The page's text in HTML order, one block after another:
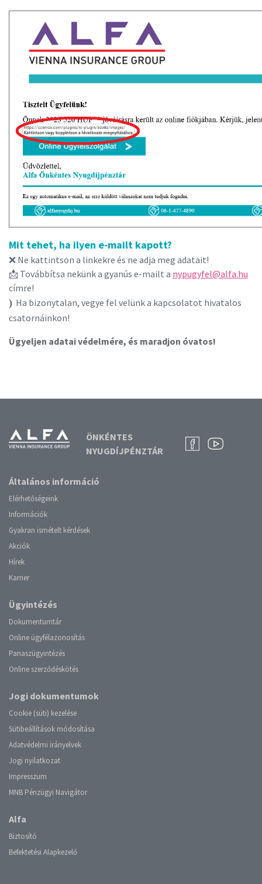
Mit tehet, ha ilyen e-mailt kapott?
❌ Ne kattintson a linkekre és ne adja meg adatait!
📩 Továbbítsa nekünk a gyanús e-mailt a nypugyfel@alfa.hu
címre!
) Ha bizonytalan, vegye fel velünk a kapcsolatot hivatalos
csatornáinkon!
Ügyeljen adatai védelmére, és maradjon óvatos!
ÖNKÉNTES
NYUGDÍJPÉNZTÁR
Általános információ
Elérhetőségeink
Információk
Gyakran ismételt kérdések
Akciók
Hírek
Karrier
Ügyintézés
Dokumentumtár
Online ügyfélazonosítás
Panaszügyintézés
Online szerződéskötés
Jogi dokumentumok
Cookie (süti) kezelése
Sütibeállítások módosítása
Adatvédelmi irányelvek
Jogi nyilatkozat
Impresszum
MNB Pénzügyi Navigátor
Alfa
Biztosító
Befektetési Alapkezelő